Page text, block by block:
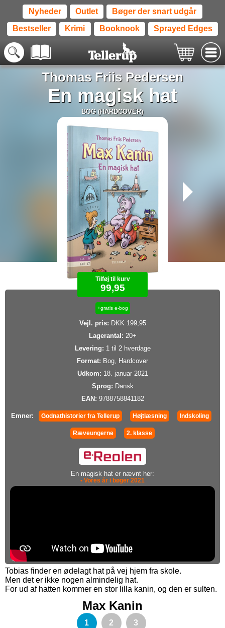
Nyheder Outlet Bøger der snart udgår
Bestseller Krimi Booknook Sprayed Edges
Thomas Friis Pedersen
En magisk hat
BOG (HARDCOVER)
Tilføj til kurv
99,95
+gratis e-bog
Vejl. pris: DKK 199,95
Lagerantal: 20+
Levering: 1 til 2 hverdage
Format: Bog, Hardcover
Udkom: 18. januar 2021
Sprog: Dansk
EAN: 9788758841182
Emner: Godnathistorier fra Tellerup Højtlæsning Indskoling
Ræveungerne 2. klasse
En magisk hat er nævnt her:
• Vores år i bøger 2021
Tobias finder en ødelagt hat på vej hjem fra skole.
Men det er ikke nogen almindelig hat.
For ud af hatten kommer en stor lilla kanin, og den er sulten.
Max Kanin
1 2 3